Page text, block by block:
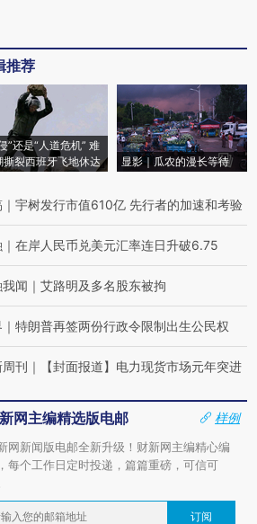
推荐
”还是“人道危机” 难
撕裂西班牙飞地休达
显影｜瓜农的漫长等待
｜ 宇树发行市值610亿 先行者的加速和考验
｜ 在岸人民币兑美元汇率连日升破6.75
闻 ｜ 艾路明及多名股东被拘
｜ 特朗普再签两份行政令限制出生公民权
刊 ｜ 【封面报道】电力现货市场元年突进
网主编精选版电邮
样例
网新闻版电邮全新升级！财新网主编精心编
每个工作日定时投递，篇篇重磅，可信可
订阅